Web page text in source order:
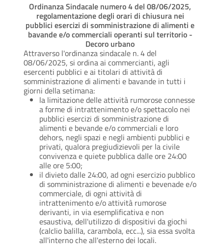
Ordinanza Sindacale numero 4 del 08/06/2025,
regolamentazione degli orari di chiusura nei
pubblici esercizi di somministrazione di alimenti e
bavande e/o commerciali operanti sul territorio -
Decoro urbano
Attraverso l'ordinanza sindacale n. 4 del
08/06/2025, si ordina ai commercianti, agli
esercenti pubblici e ai titolari di attività di
somministrazione di alimenti e bavande in tutti i
giorni della setimana:
la limitazione delle attività rumorose connesse
a forme di intrattenimento e/o spettacolo nei
pubblici esercizi di somministrazione di
alimenti e bevande e/o commerciali e loro
dehors, negli spazi e negli ambienti pubblici e
privati, qualora pregiudizievoli per la civile
convivenza e quiete pubblica dalle ore 24:00
alle ore 5:00;
il divieto dalle 24:00, ad ogni esercizio pubblico
di somministrazione di alimenti e bevenade e/o
commerciale, di ogni attività di
intrattenimento e/o attività rumorose
derivanti, in via esemplificativa e non
esaustiva, dell'utilizzo di dispositivi da giochi
(calclio balilla, carambola, ecc...), sia essa svolta
all'interno che all'esterno dei locali.